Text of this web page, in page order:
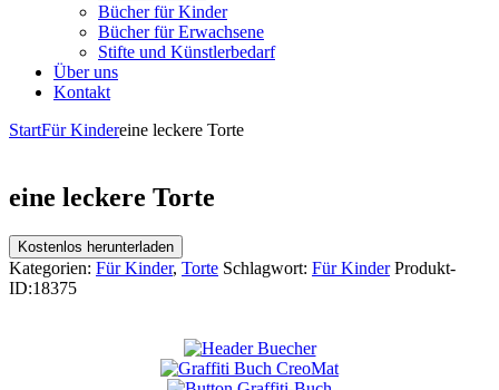
Bücher für Kinder
Bücher für Erwachsene
Stifte und Künstlerbedarf
Über uns
Kontakt
StartFür Kindereine leckere Torte
eine leckere Torte
Kostenlos herunterladen
Kategorien: Für Kinder, Torte Schlagwort: Für Kinder Produkt-
ID:18375